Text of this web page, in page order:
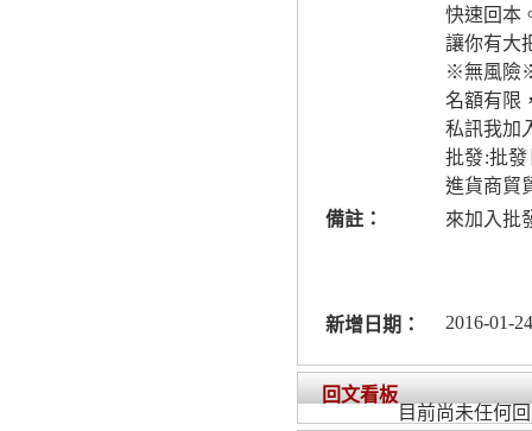
快速回本
讓你有大
※無風險
名額有限
私訊我加
批發:批
進貨商貿
備註：
來加入批
新增日期： 2016-01-
回文看板
目前尚未任何